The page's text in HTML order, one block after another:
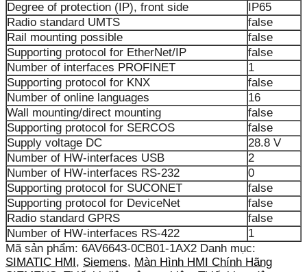
Degree of protection (IP), front side
IP65
Radio standard UMTS
false
Rail mounting possible
false
Supporting protocol for EtherNet/IP
false
Number of interfaces PROFINET
1
Supporting protocol for KNX
false
Number of online languages
16
Wall mounting/direct mounting
false
Supporting protocol for SERCOS
false
Supply voltage DC
28.8 V
Number of HW-interfaces USB
2
Number of HW-interfaces RS-232
0
Supporting protocol for SUCONET
false
Supporting protocol for DeviceNet
false
Radio standard GPRS
false
Number of HW-interfaces RS-422
1
Mã sản phẩm: 6AV6643-0CB01-1AX2 Danh mục:
SIMATIC HMI , Siemens, Màn Hình HMI Chính Hãng